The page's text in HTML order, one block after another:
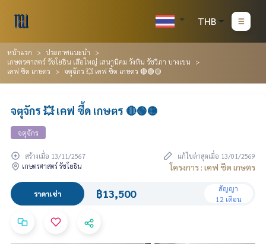
THB
หน้าแรก
ประกาศแนะนำ
เกษตรศาสตร์ รัชโยธิน เสือใหญ่ เสนานิคม วังหิน รัชวิภา บางเขน
เคฟ ซีด เกษตร
จตุจักร 💥 เคฟ ซี้ด เกษตร 🔴🟢🟡
จตุจักร 💥 เคฟ ซี้ด เกษตร 🔴🟢🟡
จตุจักร
สร้างเมื่อ 13/11/2567
แก้ไขล่าสุดเมื่อ 13/01/2569
เกษตรศาสตร์ รัชโยธิน
โครงการ : เคฟ ซีด เกษตร
ราคาเช่า ฿13,500
สัญญา
12 เดือน